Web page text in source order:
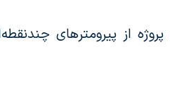
از پیرومترهای